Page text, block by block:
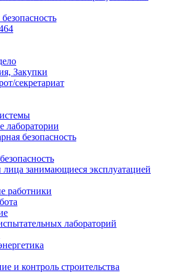
Закупки
секретариат
лаборатории
безопасность
занимающиеся эксплуатацией
работники
лабораторий
и контроль строительства